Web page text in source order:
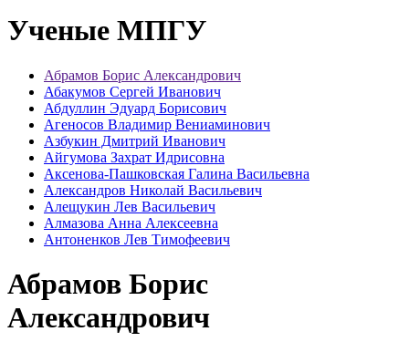
Ученые МПГУ
Абрамов Борис Александрович
Абакумов Сергей Иванович
Абдуллин Эдуард Борисович
Агеносов Владимир Вениаминович
Азбукин Дмитрий Иванович
Айгумова Захрат Идрисовна
Аксенова-Пашковская Галина Васильевна
Александров Николай Васильевич
Алещукин Лев Васильевич
Алмазова Анна Алексеевна
Антоненков Лев Тимофеевич
Абрамов Борис
Александрович